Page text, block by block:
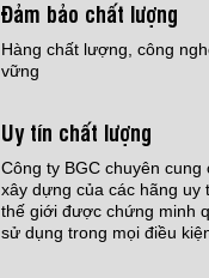
Đảm bảo chất lượng
Hàng chất lượng, công
vững
Uy tín chất lượng
Công ty BGC chuyên cung
xây dựng của các hãng uy
thế giới được chứng minh
sử dụng trong mọi điều